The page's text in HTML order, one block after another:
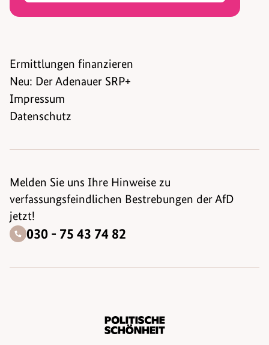
Ermittlungen finanzieren
Neu: Der Adenauer SRP+
Impressum
Datenschutz
Melden Sie uns Ihre Hinweise zu
verfassungsfeindlichen Bestrebungen der AfD
jetzt!
030 - 75 43 74 82